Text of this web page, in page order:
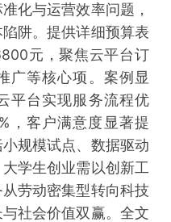
化与运营效率问题，
阱。提供详细预算表
元，聚焦云平台订
广等核心项。案例显
平台实现服务流程优
，客户满意度显著提
规模试点、数据驱动
学生创业需以创新工
劳动密集型转向科技
社会价值双赢。全文